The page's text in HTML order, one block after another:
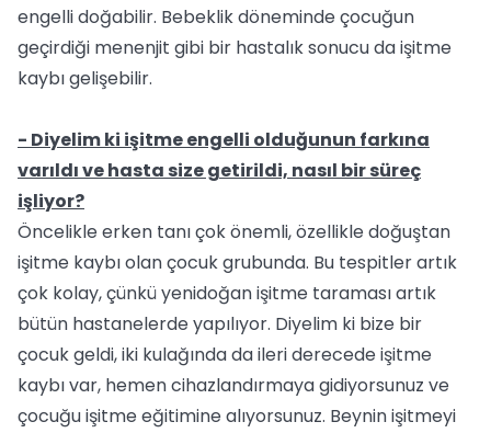
engelli doğabilir. Bebeklik döneminde çocuğun
geçirdiği menenjit gibi bir hastalık sonucu da işitme
kaybı gelişebilir.
- Diyelim ki işitme engelli olduğunun farkına
varıldı ve hasta size getirildi, nasıl bir süreç
işliyor?
Öncelikle erken tanı çok önemli, özellikle doğuştan
işitme kaybı olan çocuk grubunda. Bu tespitler artık
çok kolay, çünkü yenidoğan işitme taraması artık
bütün hastanelerde yapılıyor. Diyelim ki bize bir
çocuk geldi, iki kulağında da ileri derecede işitme
kaybı var, hemen cihazlandırmaya gidiyorsunuz ve
çocuğu işitme eğitimine alıyorsunuz. Beynin işitmeyi